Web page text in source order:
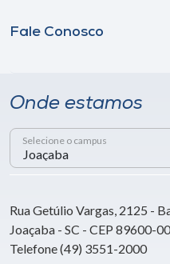
Fale Conosco
Onde estamos
Selecione o campus
Rua Getúlio Vargas, 2125 -
Joaçaba - SC - CEP 89600-
Telefone (49) 3551-2000